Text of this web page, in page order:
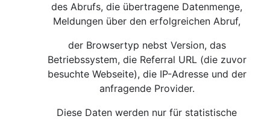
des Abrufs, die übertragene Datenmenge,
Meldungen über den erfolgreichen Abruf,
der Browsertyp nebst Version, das
Betriebssystem, die Referral URL (die zuvor
besuchte Webseite), die IP-Adresse und der
anfragende Provider.
Diese Daten werden nur für statistische